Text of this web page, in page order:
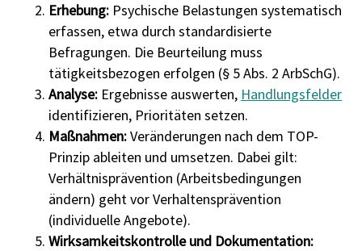
Erhebung: Psychische Belastungen systematisch
erfassen, etwa durch standardisierte
Befragungen. Die Beurteilung muss
tätigkeitsbezogen erfolgen (§ 5 Abs. 2 ArbSchG).
Analyse: Ergebnisse auswerten, Handlungsfelder
identifizieren, Prioritäten setzen.
Maßnahmen:Veränderungen nach dem TOP-
Prinzip ableiten und umsetzen. Dabei gilt:
Verhältnisprävention (Arbeitsbedingungen
ändern) geht vor Verhaltensprävention
(individuelle Angebote).
Wirksamkeitskontrolle und Dokumentation: